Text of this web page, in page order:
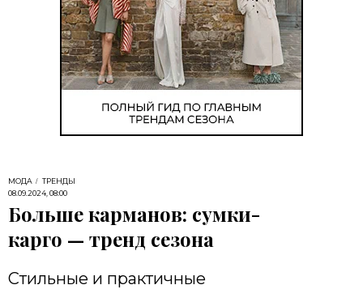
МОДА
ТРЕНДЫ
08.09.2024, 08:00
Больше карманов: сумки-
карго — тренд сезона
Стильные и практичные